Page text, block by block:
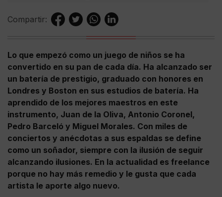
Compartir:
Lo que empezó como un juego de niños se ha
convertido en su pan de cada día. Ha alcanzado ser
un batería de prestigio, graduado con honores en
Londres y Boston en sus estudios de batería. Ha
aprendido de los mejores maestros en este
instrumento, Juan de la Oliva, Antonio Coronel,
Pedro Barceló y Miguel Morales. Con miles de
conciertos y anécdotas a sus espaldas se define
como un soñador, siempre con la ilusión de seguir
alcanzando ilusiones. En la actualidad es freelance
porque no hay más remedio y le gusta que cada
artista le aporte algo nuevo.